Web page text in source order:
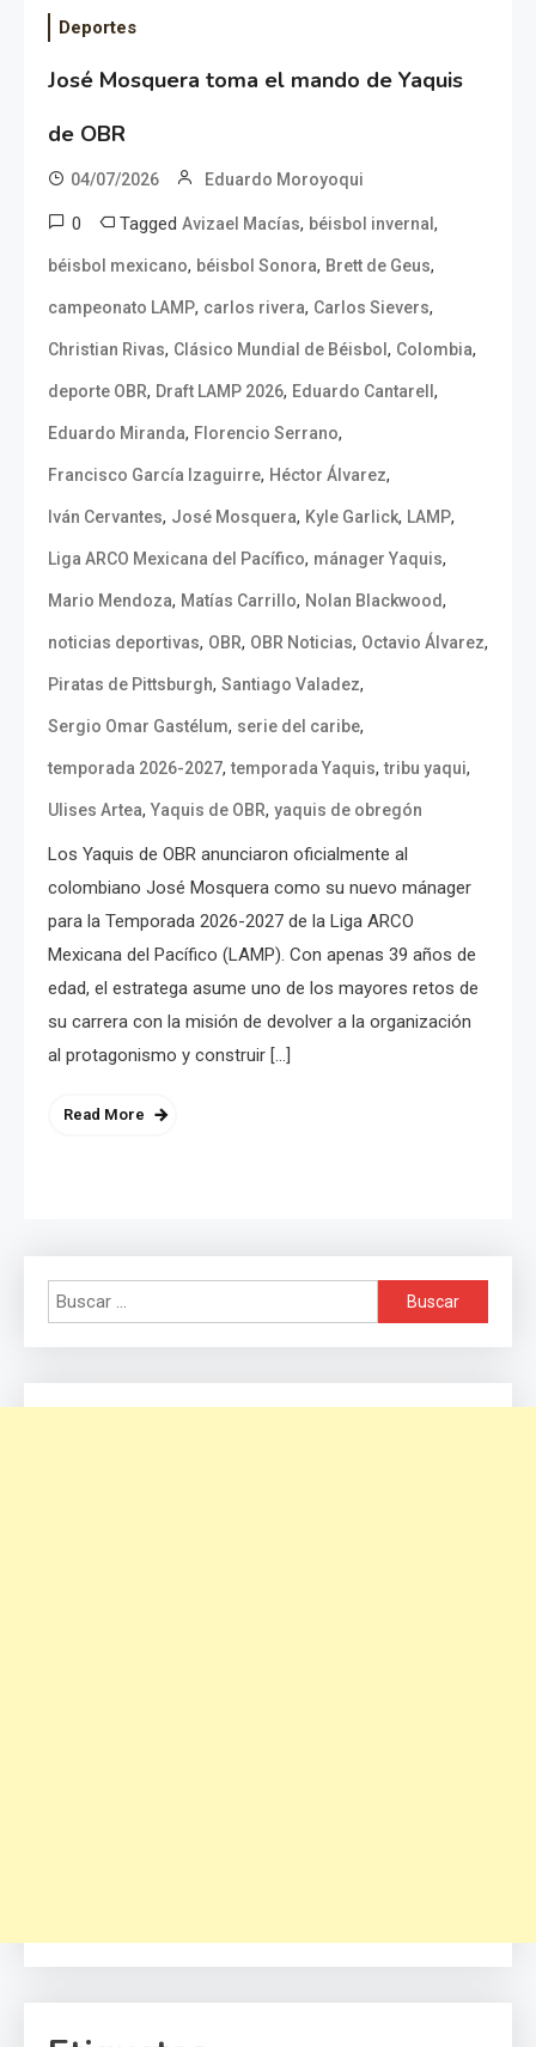
Deportes
José Mosquera toma el mando de Yaquis
de OBR
04/07/2026 Eduardo Moroyoqui
0 Tagged Avizael Macías, béisbol invernal ,
béisbol mexicano, béisbol Sonora, Brett de Geus,
campeonato LAMP, carlos rivera, Carlos Sievers,
Christian Rivas, Clásico Mundial de Béisbol , Colombia,
deporte OBR, Draft LAMP 2026, Eduardo Cantarell ,
Eduardo Miranda, Florencio Serrano,
Francisco García Izaguirre, Héctor Álvarez,
Iván Cervantes, José Mosquera, Kyle Garlick, LAMP,
Liga ARCO Mexicana del Pacífico, mánager Yaquis,
Mario Mendoza, Matías Carrillo, Nolan Blackwood,
noticias deportivas, OBR, OBR Noticias, Octavio Álvarez,
Piratas de Pittsburgh, Santiago Valadez,
Sergio Omar Gastélum, serie del caribe,
temporada 2026-2027,temporada Yaquis,tribu yaqui,
Ulises Artea, Yaquis de OBR, yaquis de obregón
Los Yaquis de OBR anunciaron oficialmente al
colombiano José Mosquera como su nuevo mánager
para la Temporada 2026-2027 de la Liga ARCO
Mexicana del Pacífico (LAMP). Con apenas 39 años de
edad, el estratega asume uno de los mayores retos de
su carrera con la misión de devolver a la organización
al protagonismo y construir […]
Read More
Buscar: